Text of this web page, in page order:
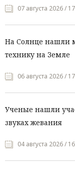
07 августа 2026 /
На Солнце нашли
технику на Земле
06 августа 2026 /
Ученые нашли
звуках жевания
04 августа 2026 /